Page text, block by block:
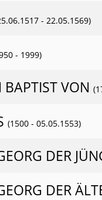
- 22.05.1569)
- 1999)
VON
(1500 - 05.05.1553)
DER
DER